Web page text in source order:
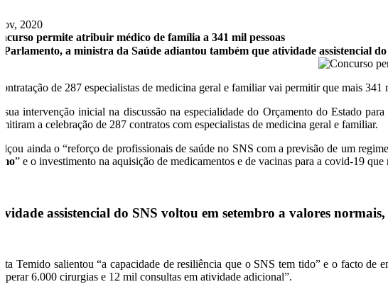
2020
permite atribuir médico de família a 341 mil pessoas
Parlamento, a ministra da Saúde adiantou também que atividade assistencial
de 287 especialistas de medicina geral e familiar vai permitir que mais
sua intervenção inicial na discussão na especialidade do Orçamento do Estado
a celebração de 287 contratos com especialistas de medicina geral e familiar.
ainda o “reforço de profissionais de saúde no SNS com a previsão de um
” e o investimento na aquisição de medicamentos e de vacinas para a covid-19
assistencial do SNS voltou em setembro a valores
Temido salientou “a capacidade de resiliência que o SNS tem tido” e o facto de
6.000 cirurgias e 12 mil consultas em atividade adicional”.